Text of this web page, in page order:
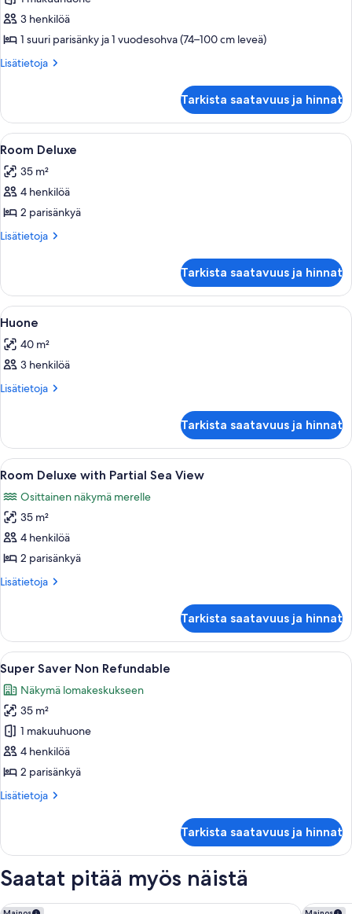
up
King
Oceanfront
kuvat
3 henkilöä
1 suuri parisänky ja 1 vuodesohva (74–100 cm leveä)
Lisätietoja
Lisätietoja
King
Oceanfront
Only
Tarkista saatavuus ja hinnat
Avaa
kaikki
huonetyypin
Room
Deluxe
kuvat
Tallelokero huoneessa, silitysrauta/-
5
Room Deluxe
35 m²
4 henkilöä
2 parisänkyä
Lisätietoja
Lisätietoja
Tarkista saatavuus ja hinnat
Avaa
kaikki
huonetyypin
Huone
kuvat
Tallelokero huoneessa, silitysrauta/-
4
Huone
40 m²
3 henkilöä
Lisätietoja
Lisätietoja
Tarkista saatavuus ja hinnat
Avaa
kaikki
huonetyypin
Room
Deluxe
with
Partial
kuvat
Tallelokero huoneessa, silitysrauta/-
5
Room Deluxe with Partial Sea View
Osittainen näkymä merelle
35 m²
4 henkilöä
2 parisänkyä
Lisätietoja
Lisätietoja
with
Partial
Sea
View
Tarkista saatavuus ja hinnat
Avaa
kaikki
huonetyypin
Super
Saver
Non
Refundable
Hotellihuoneessa on kaksi sänkyä,
5
Super Saver Non Refundable
Näkymä lomakeskukseen
35 m²
1 makuuhuone
4 henkilöä
2 parisänkyä
Lisätietoja
Lisätietoja
Non
Tarkista saatavuus ja hinnat
Saatat pitää myös näistä
Waldorf Astoria Riviera Maya The St